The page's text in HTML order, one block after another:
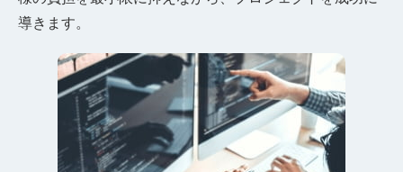
導きます。